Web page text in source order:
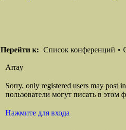
Перейти к: Список конференций •
Array
Sorry, only registered users may post
пользователи могут писать в этом
Нажмите для входа